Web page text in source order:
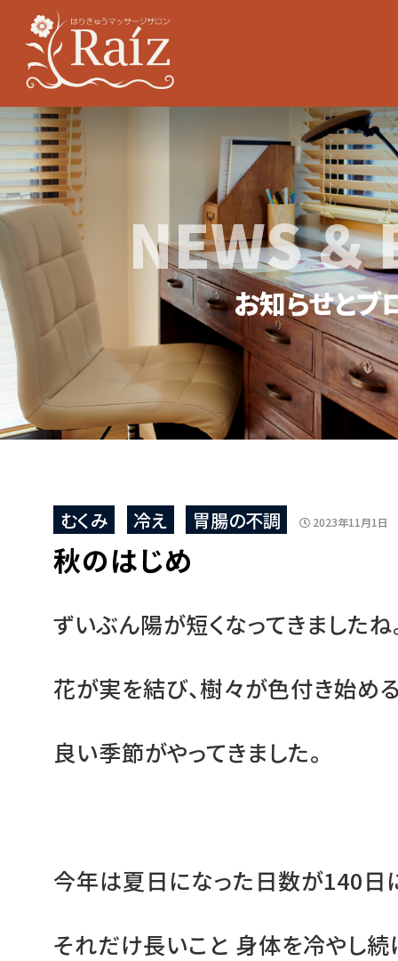
NEWS ＆
お知らせとブ
むくみ 冷え 胃腸の不調 2023年11月1日
秋のはじめ
ずいぶん陽が短くなってきましたね
花が実を結び、樹々が色付き始め
良い季節がやってきました。
今年は夏日になった日数が140日
それだけ長いこと 身体を冷やし続